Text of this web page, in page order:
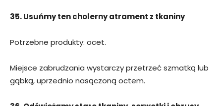
35. Usuńmy ten cholerny atrament z tkaniny
Potrzebne produkty: ocet.
Miejsce zabrudzania wystarczy przetrzeć szmatką lub
gąbką, uprzednio nasączoną octem.